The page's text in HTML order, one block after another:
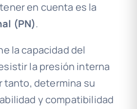
en cuenta es la
(PN).
la capacidad del
la presión interna
tanto, determina su
y compatibilidad